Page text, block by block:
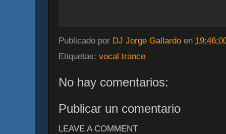
Publicado por DJ Jorge Gallardo en
Etiquetas: vocal trance
No hay comentarios:
Publicar un comentario
LEAVE A COMMENT